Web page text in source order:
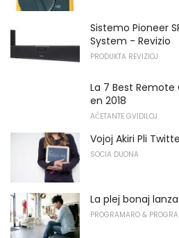
Sistemo Pioneer
System - Revizio
PRODUKTA REVIZIOJ
La 7 Best
en 2018
AĈETANTE GVIDILOJ
Vojoj Akiri Pli
SOCIA DUONA
La plej bonaj
PROGRAMARO &